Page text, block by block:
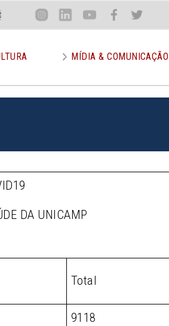
Inst Lin You Face Twit
MÍDIA & COMUNICAÇÃO
DA UNICAMP
Total
9118